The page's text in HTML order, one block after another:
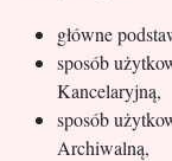
główne
sposób
Kancelaryjną,
sposób
Archiwalną,